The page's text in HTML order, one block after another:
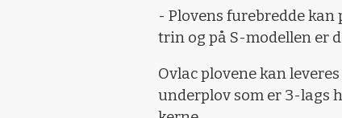
- Plovens furebredde kan
trin og på S-modellen er
Ovlac plovene kan
underplov som er 3-lags